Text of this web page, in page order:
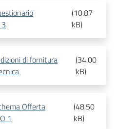
(10.87
kB)
di fornitura
(34.00
kB)
Offerta
1
(48.50
kB)